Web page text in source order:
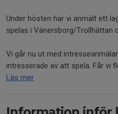
Under hösten har vi anmält ett
spelas i Vänersborg/Trollhättan
Vi går nu ut med
intresserade av att spela. Får vi
Läs mer